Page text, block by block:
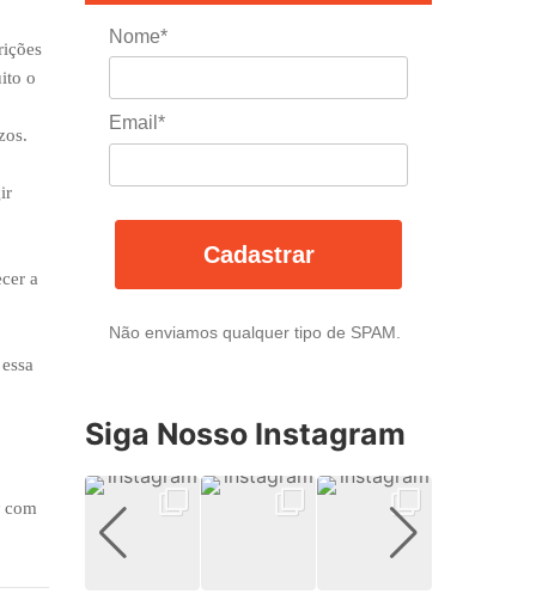
o
a
com
Nome*
Email*
Cadastrar
Não enviamos qualquer tipo de SPAM.
Siga Nosso Instagram